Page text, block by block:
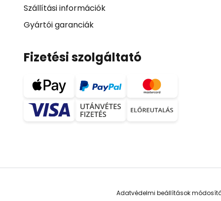
Szállítási információk
Gyártói garanciák
Fizetési szolgáltató
Adatvédelmi beállítások